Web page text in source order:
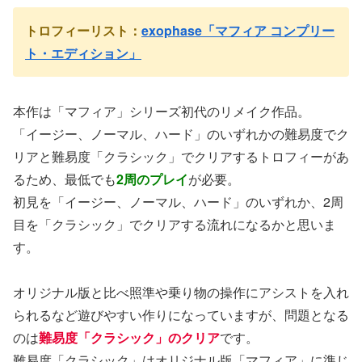
トロフィーリスト： exophase「マフィア コンプリー
ト・エディション」
本作は「マフィア」シリーズ初代のリメイク作品。
「イージー、ノーマル、ハード」のいずれかの難易度でク
リアと難易度「クラシック」でクリアするトロフィーがあ
るため、最低でも2周のプレイが必要。
初見を「イージー、ノーマル、ハード」のいずれか、2周
目を「クラシック」でクリアする流れになるかと思いま
す。
オリジナル版と比べ照準や乗り物の操作にアシストを入れ
られるなど遊びやすい作りになっていますが、問題となる
のは難易度「クラシック」のクリアです。